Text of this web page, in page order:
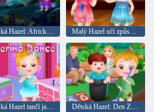
Dětská Hazel: Africké safari Malý Hazel učí způsoby
Dětská Hazel tančí jako baletka Dětská Hazel: Den Země